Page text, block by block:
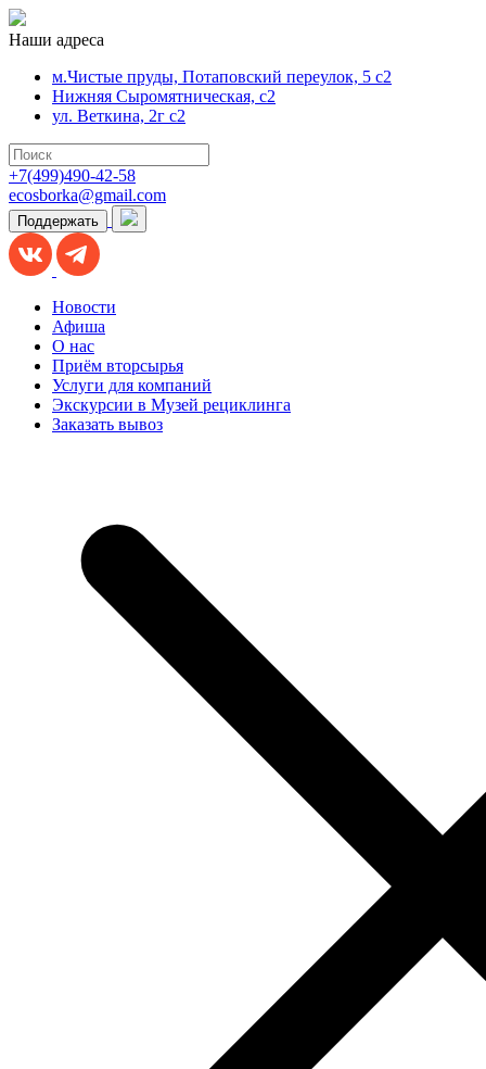
Наши адреса
м.Чистые пруды, Потаповский переулок, 5 с2
Нижняя Сыромятническая, с2
ул. Веткина, 2г с2
+7(499)490-42-58
ecosborka@gmail.com
Поддержать
Новости
Афиша
О нас
Приём вторсырья
Услуги для компаний
Экскурсии в Музей рециклинга
Заказать вывоз